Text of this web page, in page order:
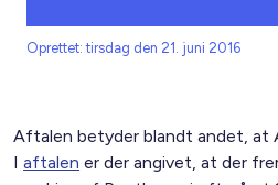
Oprettet: tirsdag den 21. juni 2016
Aftalen betyder blandt andet, at
Iaftalen er der angivet, at der